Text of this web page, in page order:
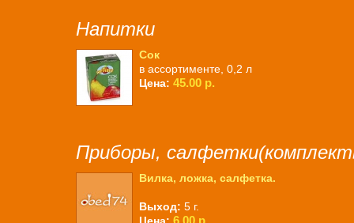
Напитки
Сок
в ассортименте, 0,2 л
Цена: 45.00 р.
Приборы,
Вилка, ложка, салфетка.
Выход: 5 г.
6.00 р.